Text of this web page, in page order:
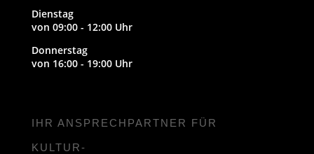
Dienstag
von 09:00 - 12:00 Uhr
Donnerstag
von 16:00 - 19:00 Uhr
IHR ANSPRECHPARTNER FÜR
KULTUR-